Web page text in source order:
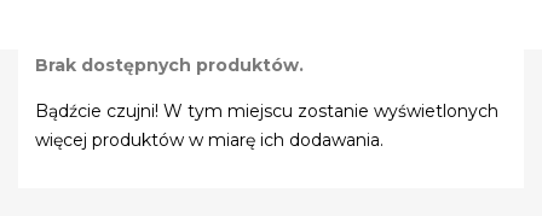
Brak dostępnych produktów.
Bądźcie czujni! W tym miejscu zostanie wyświetlonych
więcej produktów w miarę ich dodawania.